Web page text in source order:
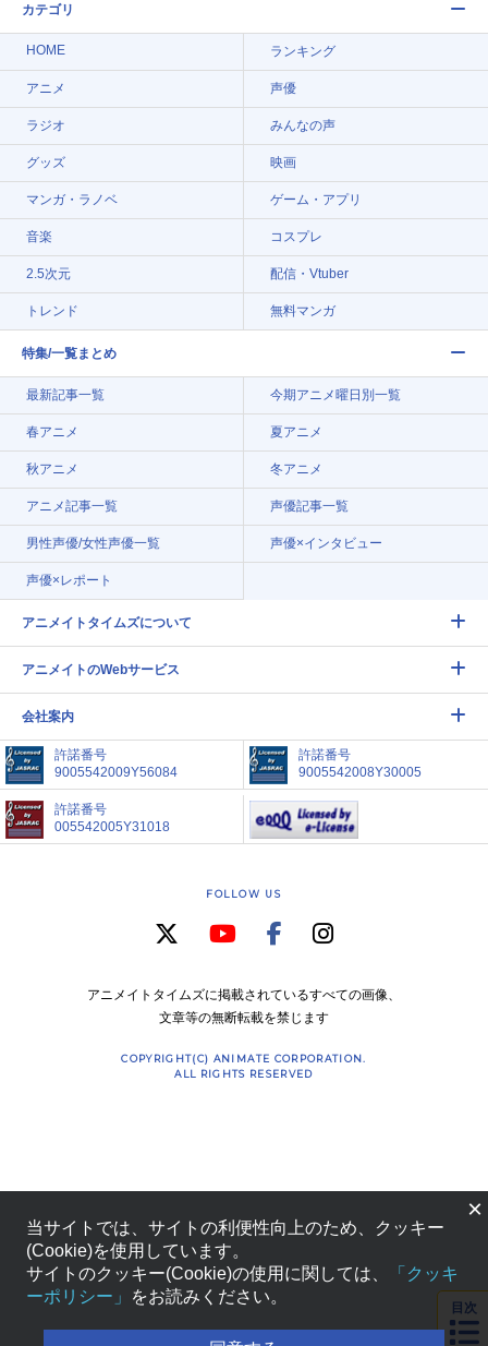
カテゴリ
HOME ランキング
アニメ 声優
ラジオ みんなの声
グッズ 映画
マンガ・ラノベ ゲーム・アプリ
音楽 コスプレ
2.5次元 配信・Vtuber
トレンド 無料マンガ
特集/一覧まとめ
最新記事一覧 今期アニメ曜日別一覧
春アニメ 夏アニメ
秋アニメ 冬アニメ
アニメ記事一覧 声優記事一覧
男性声優/女性声優一覧 声優×インタビュー
声優×レポート
アニメイトタイムズについて
アニメイトのWebサービス
会社案内
許諾番号
9005542009Y56084
許諾番号
9005542008Y30005
許諾番号
005542005Y31018
FOLLOW US
アニメイトタイムズに掲載されているすべての画像、
文章等の無断転載を禁じます
COPYRIGHT(C) ANIMATE CORPORATION.
ALL RIGHTS RESERVED
目次
×
当サイトでは、サイトの利便性向上のため、クッキー
(Cookie)を使用しています。
サイトのクッキー(Cookie)の使用に関しては、
「クッキ
ーポリシー」
をお読みください。